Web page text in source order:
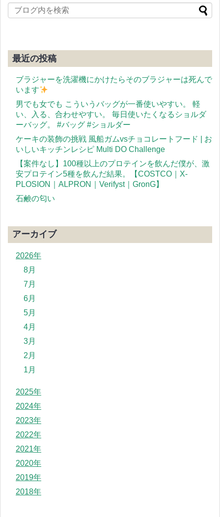
最近の投稿
ブラジャーを洗濯機にかけたらそのブラジャーは死んで
います
男でも女でも こういうバッグが一番使いやすい。 軽
い、入る、合わせやすい。 毎日使いたくなるショルダ
ーバッグ。 #バッグ #ショルダー
ケーキの装飾の挑戦 風船ガムvsチョコレートフード | お
いしいキッチンレシピ Multi DO Challenge
【案件なし】100種以上のプロテインを飲んだ僕が、激
安プロテイン5種を飲んだ結果。【COSTCO｜X-
PLOSION｜ALPRON｜Verifyst｜GronG】
石鹸の匂い
アーカイブ
2026年
8月
7月
6月
5月
4月
3月
2月
1月
2025年
2024年
2023年
2022年
2021年
2020年
2019年
2018年